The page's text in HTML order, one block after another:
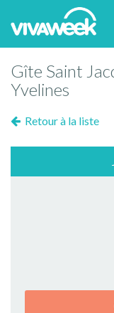
Gîte Saint
Yvelines
Retour à la liste